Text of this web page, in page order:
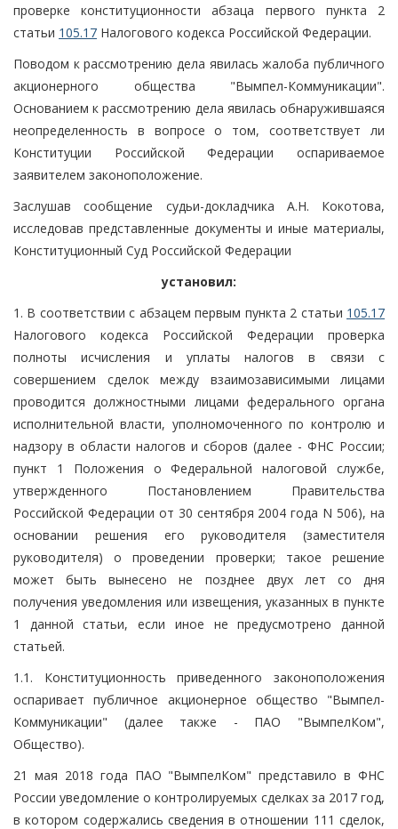
проверке конституционности абзаца первого пункта 2
статьи 105.17 Налогового кодекса Российской Федерации.
Поводом к рассмотрению дела явилась жалоба публичного
акционерного общества "Вымпел-Коммуникации".
Основанием к рассмотрению дела явилась обнаружившаяся
неопределенность в вопросе о том, соответствует ли
Конституции Российской Федерации оспариваемое
заявителем законоположение.
Заслушав сообщение судьи-докладчика А.Н. Кокотова,
исследовав представленные документы и иные материалы,
Конституционный Суд Российской Федерации
установил:
1. В соответствии с абзацем первым пункта 2 статьи 105.17
Налогового кодекса Российской Федерации проверка
полноты исчисления и уплаты налогов в связи с
совершением сделок между взаимозависимыми лицами
проводится должностными лицами федерального органа
исполнительной власти, уполномоченного по контролю и
надзору в области налогов и сборов (далее - ФНС России;
пункт 1 Положения о Федеральной налоговой службе,
утвержденного Постановлением Правительства
Российской Федерации от 30 сентября 2004 года N 506), на
основании решения его руководителя (заместителя
руководителя) о проведении проверки; такое решение
может быть вынесено не позднее двух лет со дня
получения уведомления или извещения, указанных в пункте
1 данной статьи, если иное не предусмотрено данной
статьей.
1.1. Конституционность приведенного законоположения
оспаривает публичное акционерное общество "Вымпел-
Коммуникации" (далее также - ПАО "ВымпелКом",
Общество).
21 мая 2018 года ПАО "ВымпелКом" представило в ФНС
России уведомление о контролируемых сделках за 2017 год,
в котором содержались сведения в отношении 111 сделок,